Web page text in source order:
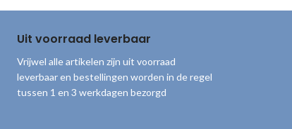
rol: 11 cm
Uit voorraad leverbaar
Vrijwel alle artikelen zijn uit voorraad
leverbaar en bestellingen worden in de regel
tussen 1 en 3 werkdagen bezorgd